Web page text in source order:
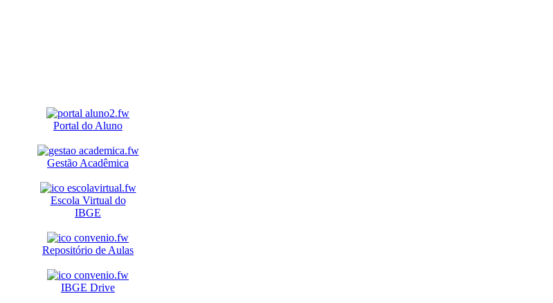
Portal do Aluno
Gestão Acadêmica
Escola Virtual do
IBGE
Repositório de Aulas
IBGE Drive